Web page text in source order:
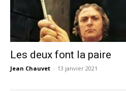
Les deux font la paire
Jean Chauvet - 13 janvier 2021